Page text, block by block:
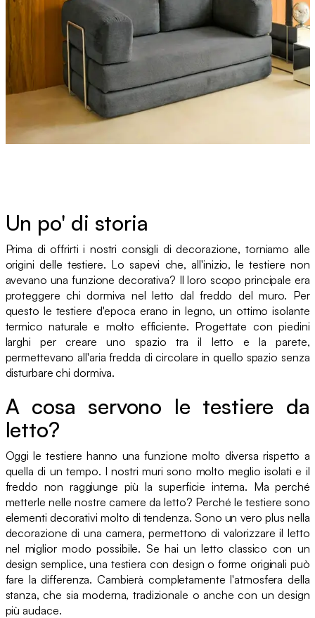
Un po' di storia
Prima di offrirti i nostri consigli di decorazione, torniamo alle
origini delle testiere. Lo sapevi che, all'inizio, le testiere non
avevano una funzione decorativa? Il loro scopo principale era
proteggere chi dormiva nel letto dal freddo del muro. Per
questo le testiere d'epoca erano in legno, un ottimo isolante
termico naturale e molto efficiente. Progettate con piedini
larghi per creare uno spazio tra il letto e la parete,
permettevano all'aria fredda di circolare in quello spazio senza
disturbare chi dormiva.
A cosa servono le testiere da
letto?
Oggi le testiere hanno una funzione molto diversa rispetto a
quella di un tempo. I nostri muri sono molto meglio isolati e il
freddo non raggiunge più la superficie interna. Ma perché
metterle nelle nostre camere da letto? Perché le testiere sono
elementi decorativi molto di tendenza. Sono un vero plus nella
decorazione di una camera, permettono di valorizzare il letto
nel miglior modo possibile. Se hai un letto classico con un
design semplice, una testiera con design o forme originali può
fare la differenza. Cambierà completamente l'atmosfera della
stanza, che sia moderna, tradizionale o anche con un design
più audace.